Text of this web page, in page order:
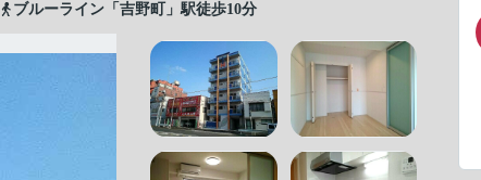
ブルーライン「吉野町」駅徒歩10分